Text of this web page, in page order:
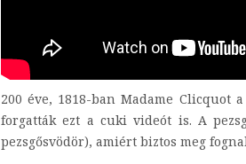
200 éve, 1818-ban Madame
forgatták ezt a cuki videót is. A
pezsgősvödör), amiért biztos meg